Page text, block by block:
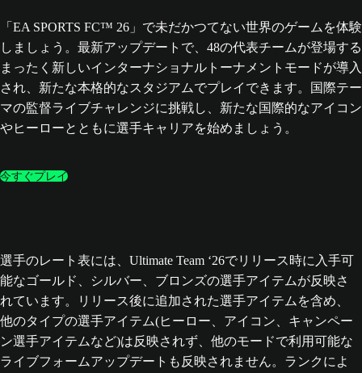
「EA SPORTS FC™ 26」で未だかつてない世界のゲームを体験
しましょう。最新アップデートで、48の代表チームが登場する
まったく新しいインターナショナルトーナメントモードが導入
され、新たな本格的なスタジアムでプレイできます。国際テー
マの監督ライブチャレンジに挑戦し、新たな国際的なアイコン
やヒーローとともに選手キャリアを始めましょう。
今すぐプレイ
選手のレート表には、Ultimate Team ‘26でリリース時に入手可
能なゴールド、シルバー、ブロンズの選手アイテムが反映さ
れています。リリース後に追加された選手アイテムを含め、
他のタイプの選手アイテム(ヒーロー、アイコン、キャンペー
ン選手アイテムなど)は反映されず、他のモードで利用可能な
ライブフォームアップデートも反映されません。ランクによ